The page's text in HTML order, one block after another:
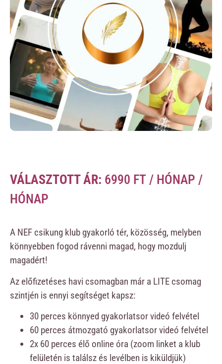
VÁLASZTOTT ÁR: 6990 FT / HÓNAP /
HÓNAP
A NEF csikung klub gyakorló tér, közösség, melyben
könnyebben fogod rávenni magad, hogy mozdulj
magadért!
Az előfizetéses havi csomagban már a LITE csomag
szintjén is ennyi segítséget kapsz:
30 perces könnyed gyakorlatsor videó felvétel
60 perces átmozgató gyakorlatsor videó felvétel
2x 60 perces élő online óra (zoom linket a klub
felületén is találsz és levélben is kiküldjük)